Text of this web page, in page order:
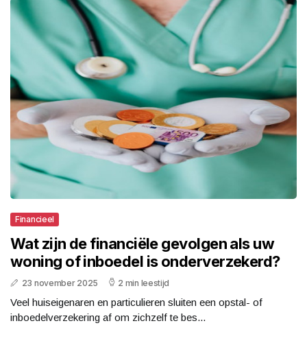
Financieel
Wat zijn de financiële gevolgen als uw
woning of inboedel is onderverzekerd?
23 november 2025 2 min leestijd
Veel huiseigenaren en particulieren sluiten een opstal- of
inboedelverzekering af om zichzelf te bes...